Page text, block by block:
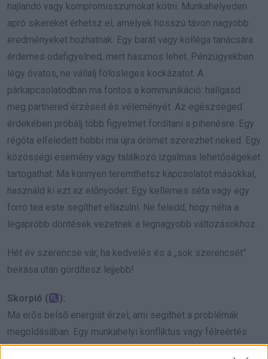
hajlandó vagy kompromisszumokat kötni. Munkahelyeden
apró sikereket érhetsz el, amelyek hosszú távon nagyobb
eredményeket hozhatnak. Egy barát vagy kolléga tanácsára
érdemes odafigyelned, mert hasznos lehet. Pénzügyekben
légy óvatos, ne vállalj fölösleges kockázatot. A
párkapcsolatodban ma fontos a kommunikáció: hallgasd
meg partnered érzéseit és véleményét. Az egészséged
érdekében próbálj több figyelmet fordítani a pihenésre. Egy
régóta elfeledett hobbi ma újra örömet szerezhet neked. Egy
közösségi esemény vagy találkozó izgalmas lehetőségeket
tartogathat. Ma könnyen teremthetsz kapcsolatot másokkal,
használd ki ezt az előnyödet. Egy kellemes séta vagy egy
forró tea este segíthet ellazulni. Ne feledd, hogy néha a
legapróbb döntések vezetnek a legnagyobb változásokhoz.
Hét év szerencse vár, ha kedvelés és a „sok szerencsét”
beírása után gördítesz lejjebb!
Skorpió (
):
Ma erős belső energiát érzel, ami segíthet a problémák
megoldásában. Egy munkahelyi konfliktus vagy félreértés
kerülhet előtérbe, de higgadtságoddal könnyen elsimíthatod.